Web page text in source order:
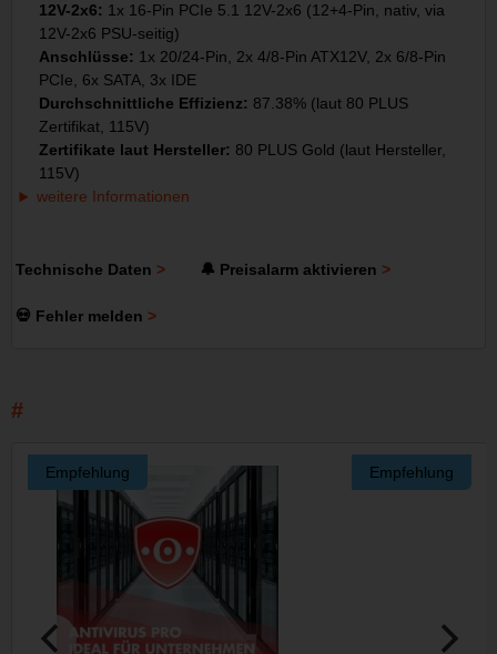
12V-2x6: 1x 16-Pin PCIe 5.1 12V-2x6 (12+4-Pin, nativ, via
12V-2x6 PSU-seitig)
Anschlüsse: 1x 20/24-Pin, 2x 4/8-Pin ATX12V, 2x 6/8-Pin
PCIe, 6x SATA, 3x IDE
Durchschnittliche Effizienz: 87.38% (laut 80 PLUS
Zertifikat, 115V)
Zertifikate laut Hersteller: 80 PLUS Gold (laut Hersteller,
115V)
weitere Informationen
Technische Daten 🔔 Preisalarm aktivieren
💀 Fehler melden
Empfehlung Empfehlung